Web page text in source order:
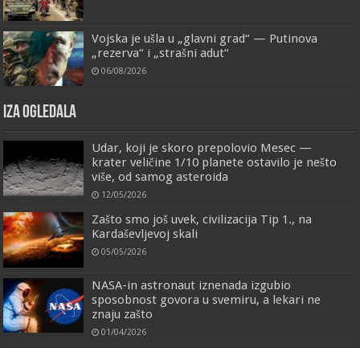
Vojska je ušla u „glavni grad“ — Putinova
„rezerva“ i „strašni adut“
06/08/2026
IZA OGLEDALA
Udar, koji je skoro prepolovio Mesec —
krater veličine 1/10 planete ostavilo je nešto
više, od samog asteroida
12/05/2026
Zašto smo još uvek, civilizacija Tip 1., na
Kardaševljevoj skali
05/05/2026
NASA-in astronaut iznenada izgubio
sposobnost govora u svemiru, a lekari ne
znaju zašto
01/04/2026